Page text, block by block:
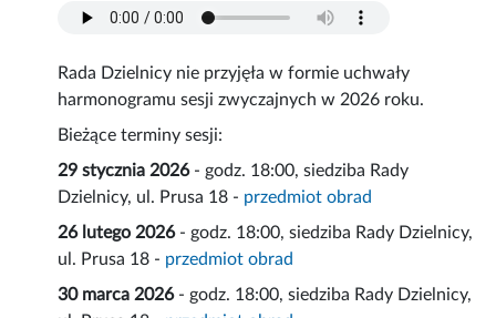
Rada Dzielnicy nie przyjęła w formie uchwały
harmonogramu sesji zwyczajnych w 2026 roku.
Bieżące terminy sesji:
29 stycznia 2026- godz. 18:00, siedziba Rady
Dzielnicy, ul. Prusa 18 - przedmiot obrad
26 lutego 2026- godz. 18:00, siedziba Rady Dzielnicy,
ul. Prusa 18 - przedmiot obrad
30 marca 2026- godz. 18:00, siedziba Rady Dzielnicy,